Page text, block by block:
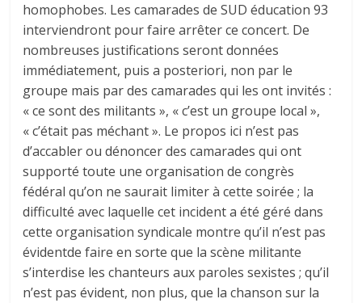
homophobes. Les camarades de SUD éducation 93
interviendront pour faire arrêter ce concert. De
nombreuses justifications seront données
immédiatement, puis a posteriori, non par le
groupe mais par des camarades qui les ont invités :
« ce sont des militants », « c’est un groupe local »,
« c’était pas méchant ». Le propos ici n’est pas
d’accabler ou dénoncer des camarades qui ont
supporté toute une organisation de congrès
fédéral qu’on ne saurait limiter à cette soirée ; la
difficulté avec laquelle cet incident a été géré dans
cette organisation syndicale montre qu’il n’est pas
évidentde faire en sorte que la scène militante
s’interdise les chanteurs aux paroles sexistes ; qu’il
n’est pas évident, non plus, que la chanson sur la